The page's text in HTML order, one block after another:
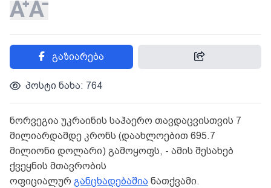
გაზიარება
პოსტი ნახა: 764
ნორვეგია უკრაინის საჰაერო თავდაცვისთვის 7
მილიარდამდე კრონს (დაახლოებით 695.7
მილიონი დოლარი) გამოყოფს, - ამის შესახებ
ქვეყნის მთავრობის
ოფიციალურ განცხადებაშია ნათქვამი.